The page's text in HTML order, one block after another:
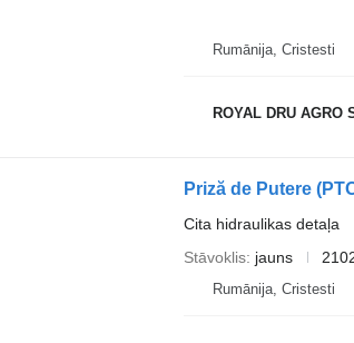
Rumānija, Cristesti
ROYAL DRU AGRO
Priză de Putere
Cita hidraulikas detaļa
Stāvoklis jauns
Rumānija, Cristesti